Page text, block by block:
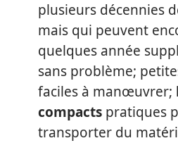
plusieurs décennies
mais qui peuvent
quelques année
sans problème;
faciles à manœuvrer;
compacts pratiques
transporter du